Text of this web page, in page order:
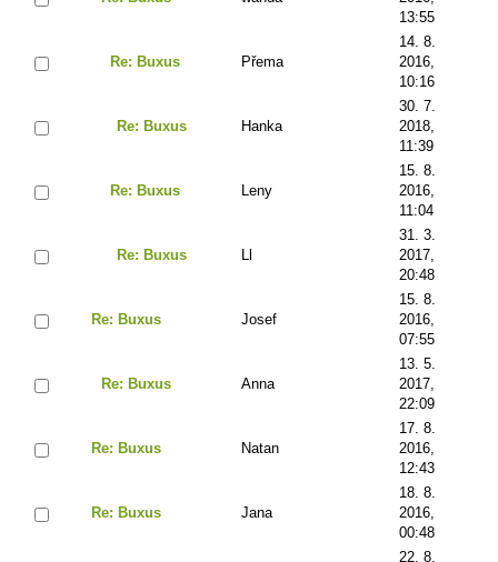
13:55
Re: Buxus Přema
14. 8.
2016,
10:16
Re: Buxus Hanka
30. 7.
2018,
11:39
Re: Buxus Leny
15. 8.
2016,
11:04
Re: Buxus
31. 3.
2017,
20:48
Re: Buxus Josef
15. 8.
2016,
07:55
Re: Buxus Anna
13. 5.
2017,
22:09
Re: Buxus Natan
17. 8.
2016,
12:43
Re: Buxus Jana
18. 8.
2016,
00:48
22. 8.